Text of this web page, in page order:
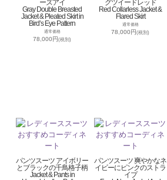
ーズアイ
Gray Double Breasted
Jacket & Pleated Skirt in
Bird’s Eye Pattern
通常価格
78,000円(税別)
グツイードレッド
Red Collarless Jacket &
Flared Skirt
通常価格
78,000円(税別)
パンツスーツ アイボリー
とブラックの千鳥格子柄
Jacket & Pants in
パンツスーツ 爽やかなネ
イビーにピンクのストラ
イプ